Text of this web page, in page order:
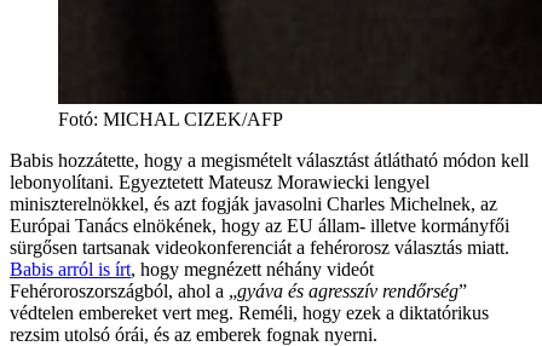
Fotó: MICHAL CIZEK/AFP
Babis hozzátette, hogy a megismételt választást átlátható módon kell
lebonyolítani. Egyeztetett Mateusz Morawiecki lengyel
miniszterelnökkel, és azt fogják javasolni Charles Michelnek, az
Európai Tanács elnökének, hogy az EU állam- illetve kormányfői
sürgősen tartsanak videokonferenciát a fehérorosz választás miatt.
Babis arról is írt, hogy megnézett néhány videót
Fehéroroszországból, ahol a „gyáva és agresszív rendőrség”
védtelen embereket vert meg. Reméli, hogy ezek a diktatórikus
rezsim utolsó órái, és az emberek fognak nyerni.